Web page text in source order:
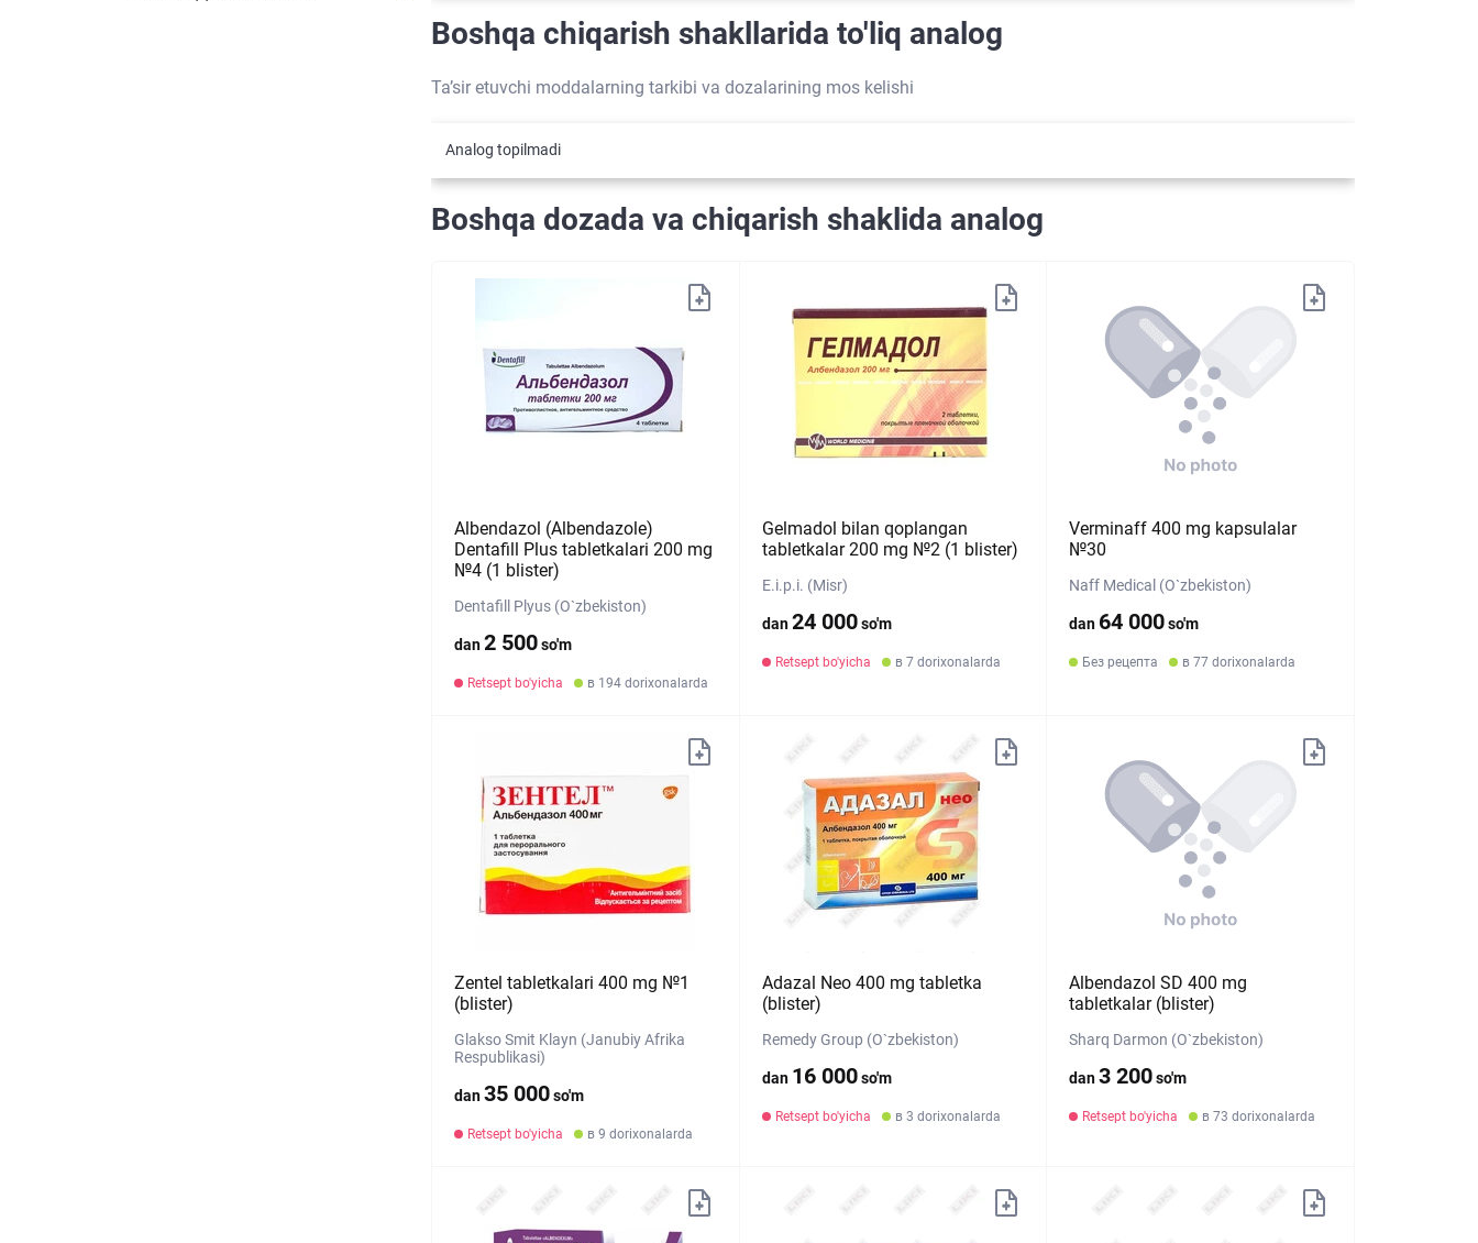
Boshqa chiqarish shakllarida to'liq analog
Ta’sir etuvchi moddalarning tarkibi va dozalarining mos kelishi
Analog topilmadi
Boshqa dozada va chiqarish shaklida analog
Albendazol (Albendazole)
Dentafill Plus tabletkalari 200 mg
№4 (1 blister)
Dentafill Plyus (O`zbekiston)
dan2 500so'm
Retsept bo'yicha в 194 dorixonalarda
Gelmadol bilan qoplangan
tabletkalar 200 mg №2 (1 blister)
E.i.p.i. (Misr)
dan24 000so'm
Retsept bo'yicha в 7 dorixonalarda
Verminaff 400 mg kapsulalar
№30
Naff Medical (O`zbekiston)
dan 64 000so'm
Без рецепта в 77 dorixonalarda
Zentel tabletkalari 400 mg №1
(blister)
Glakso Smit Klayn (Janubiy Afrika
Respublikasi)
dan35 000so'm
Retsept bo'yicha в 9 dorixonalarda
Adazal Neo 400 mg tabletka
(blister)
Remedy Group (O`zbekiston)
dan 16 000so'm
Retsept bo'yicha в 3 dorixonalarda
Albendazol SD 400 mg
tabletkalar (blister)
Sharq Darmon (O`zbekiston)
dan3 200so'm
Retsept bo'yicha в 73 dorixonalarda